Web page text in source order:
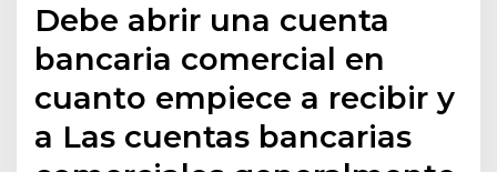
Debe abrir una cuenta
bancaria comercial en
cuanto empiece a recibir y
a Las cuentas bancarias